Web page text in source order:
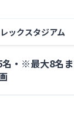
ックスタジアム
名・※最大8名